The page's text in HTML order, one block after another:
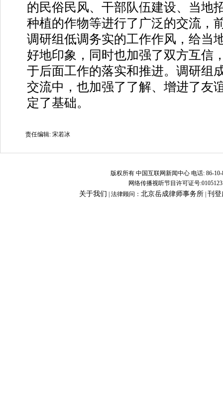
的民俗民风、干部队伍建设、当地
种植的作物等进行了广泛的交流，
调研组低调务实的工作作风，给当
好地印象，同时也加强了双方互信
于后面工作的落实和推进。调研组
交流中，也加强了了解、增进了友
定了基础。
责任编辑: 宋若冰
版权所有 中国互联网新闻中心 电话: 86-10-
网络传播视听节目许可证号
关于我们 | 法律顾问： 北京岳成律师事务所 刊登